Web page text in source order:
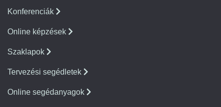
Konferenciák
Online képzések
Szaklapok
Tervezési segédletek
Online segédanyagok